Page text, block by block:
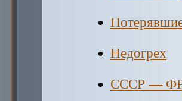
Недогрех
СССР —